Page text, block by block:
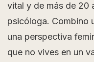
vital y de más de 20
psicóloga. Combino
una perspectiva
que no vives en un